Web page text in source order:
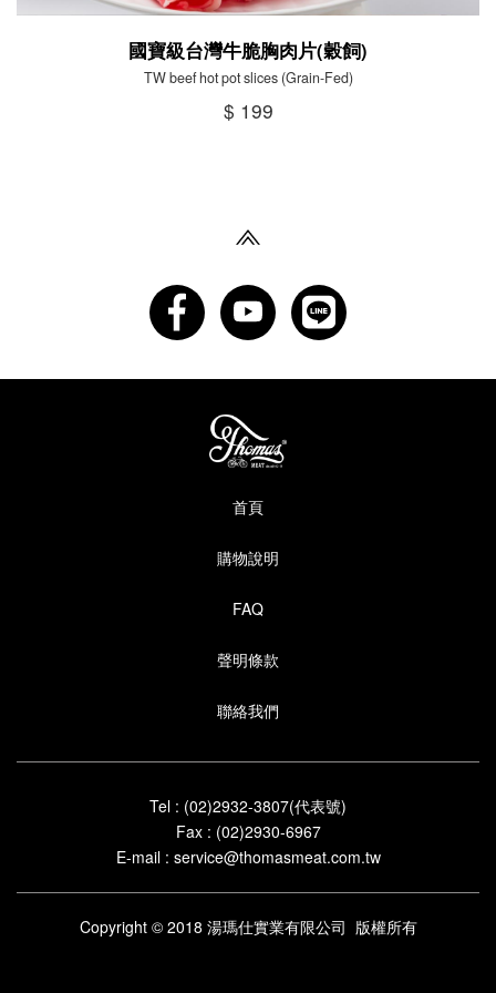
國寶級台灣牛脆胸肉片(穀飼)
TW beef hot pot slices (Grain-Fed)
$ 199
首頁
購物說明
FAQ
聲明條款
聯絡我們
Tel : (02)2932-3807(代表號)
Fax : (02)2930-6967
E-mail : service@thomasmeat.com.tw
Copyright © 2018 湯瑪仕實業有限公司 版權所有